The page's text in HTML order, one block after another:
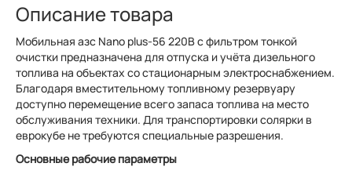
Описание товара
Мобильная азс Nano plus-56 220В с фильтром тонкой
очистки предназначена для отпуска и учёта дизельного
топлива на объектах со стационарным электроснабжением.
Благодаря вместительному топливному резервуару
доступно перемещение всего запаса топлива на место
обслуживания техники. Для транспортировки солярки в
еврокубе не требуются специальные разрешения.
Основные рабочие параметры